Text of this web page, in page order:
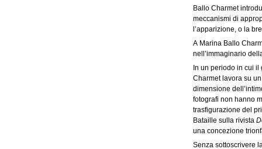
Ballo Charmet
meccanismi di
l’apparizione, o la
A Marina Ballo
nell’immaginario
In un periodo in cui
Charmet lavora su
dimensione
fotografi non hanno
trasfigurazione del
Bataille sulla rivista
una concezione
Senza sottoscrivere